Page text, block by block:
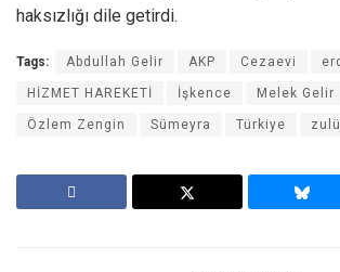
haksızlığı dile getirdi.
Tags: Abdullah Gelir AKP Cezaevi
HİZMET HAREKETİ İşkence Melek Gelir
Özlem Zengin Sümeyra Türkiye